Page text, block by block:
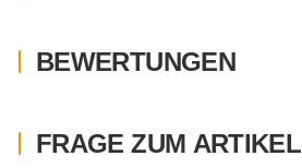
BEWERTUNGEN
FRAGE ZUM ARTIKEL